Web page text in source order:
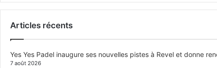
Articles récents
Yes Yes Padel inaugure ses nouvelles pistes à Revel et donne
7 août 2026